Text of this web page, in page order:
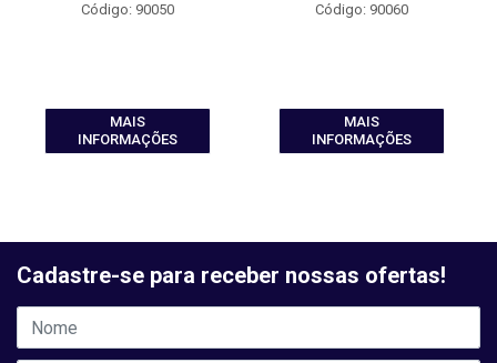
Código: 90050
MAIS
INFORMAÇÕES
Código: 90060
MAIS
INFORMAÇÕES
Cadastre-se para receber nossas ofertas!